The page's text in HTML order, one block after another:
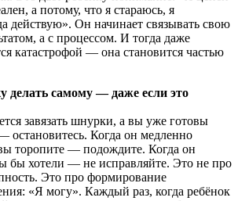
а потому, что я стараюсь, я
действую». Он начинает связывать свою
а с процессом. И тогда даже
катастрофой — она становится частью
делать самому — даже если это
завязать шнурки, а вы уже готовы
остановитесь. Когда он медленно
торопите — подождите. Когда он
бы хотели — не исправляйте. Это не про
Это про формирование
«Я могу». Каждый раз, когда ребёнок